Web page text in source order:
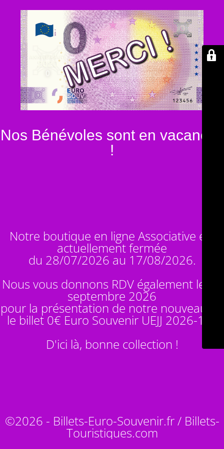
Nos Bénévoles sont en vacances
!
Notre boutique en ligne Associative est
actuellement fermée
du 28/07/2026 au 17/08/2026.
Nous vous donnons RDV également le 14
septembre 2026
pour la présentation de notre nouveauté :
le billet 0€ Euro Souvenir UEJJ 2026-10
D'ici là, bonne collection !
©2026 - Billets-Euro-Souvenir.fr / Billets-
Touristiques.com